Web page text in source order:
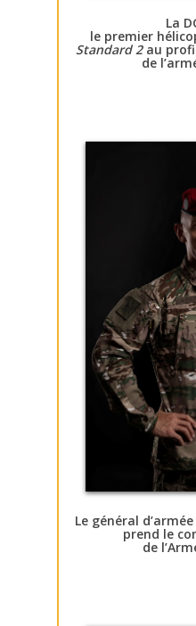
La
le premier
Standard 2au
de
Le général
prend le
de